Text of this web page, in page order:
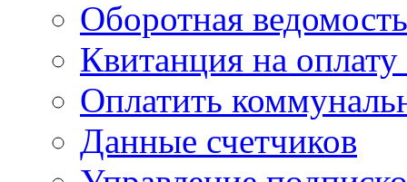
Оборотная ведомость
Квитанция на
Оплатить
Данные счетчиков